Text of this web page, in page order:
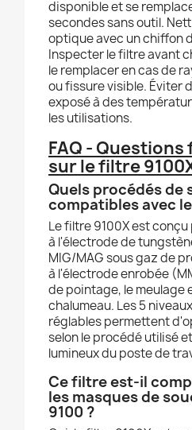
disponible et se
secondes sans outil.
optique avec un chiffon
Inspecter le filtre avant
le remplacer en cas de
ou fissure visible. Éviter
exposé à des
les utilisations.
FAQ -
sur le filtre
Quels procédés de
compatibles avec
Le filtre 9100X est
à l'électrode de
MIG/MAG sous gaz de
à l'électrode enrobée
de pointage, le meulage
chalumeau. Les 5
réglables permettent
selon le procédé utilisé
lumineux du poste de
Ce filtre est-il
les masques de
9100 ?